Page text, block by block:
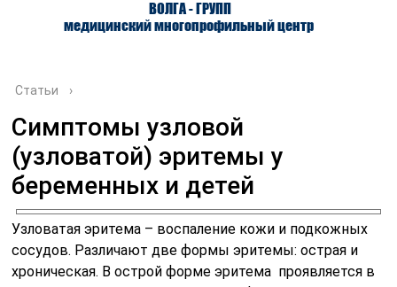
ВОЛГА - ГРУПП
медицинский многопрофильный центр
О ЦЕНТРЕ ВРАЧИ
Статьи ›
Симптомы узловой
(узловатой) эритемы у
беременных и детей
Узловатая эритема – воспаление кожи и подкожных
сосудов. Различают две формы эритемы: острая и
хроническая. В острой форме эритема проявляется в